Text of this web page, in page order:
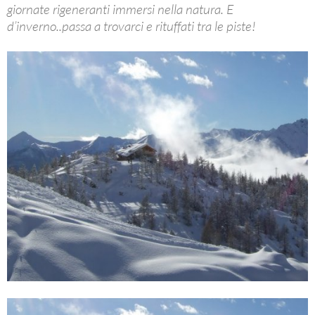
giornate rigeneranti immersi nella natura. E
d’inverno..passa a trovarci e rituffati tra le piste!